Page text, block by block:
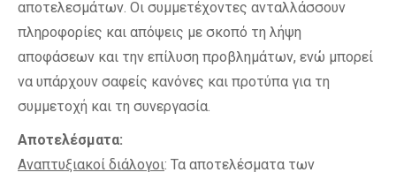
αποτελεσμάτων. Οι συμμετέχοντες ανταλλάσσουν
πληροφορίες και απόψεις με σκοπό τη λήψη
αποφάσεων και την επίλυση προβλημάτων, ενώ μπορεί
να υπάρχουν σαφείς κανόνες και προτύπα για τη
συμμετοχή και τη συνεργασία.
Αποτελέσματα:
Αναπτυξιακοί διάλογοι: Τα αποτελέσματα των